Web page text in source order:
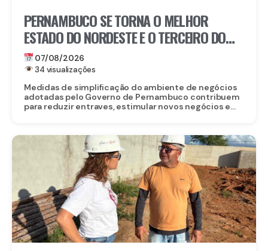
PERNAMBUCO SE TORNA O MELHOR
ESTADO DO NORDESTE E O TERCEIRO DO
BRASIL PARA EMPREENDER
07/08/2026
34 visualizações
Medidas de simplificação do ambiente de negócios
adotadas pelo Governo de Pernambuco contribuem
para reduzir entraves, estimular novos negócios e...